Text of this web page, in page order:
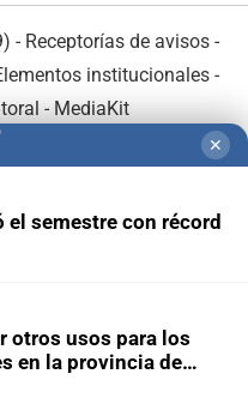
- Receptorías de avisos -
institucionales-
- MediaKit
con:
✕
el semestre con récord
otros usos para los
en la provincia de